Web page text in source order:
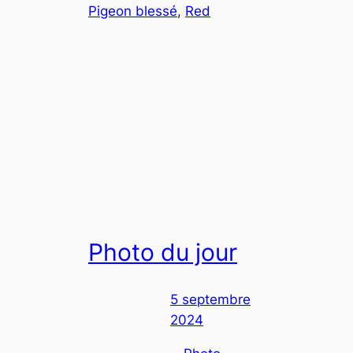
Pigeon blessé, Red
Photo du jour
5 septembre
2024